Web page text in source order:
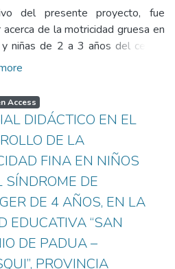
)Pabón Acosta, Ana Margoth;
del presente proyecto, fue
de la motricidad gruesa en
niñas de 2 a 3 años del centro
infantil “Luceritos de Amor”
Comité del Pueblo en el
2019-2020. El juego
en la vida del niño ya que
desarrollo de motor grueso. Por
el desarrollo motor es necesario
juego trabajo. Para la
investigación se basó en el
crítico propositivo y como
se empleó la investigación de
permitió obtener información
la población de estudio a través
Access
DIDÁCTICO EN EL
DE LA
FINA EN NIÑOS
SÍNDROME DE
DE 4 AÑOS, EN LA
EDUCATIVA “SAN
DE PADUA –
PROVINCIA